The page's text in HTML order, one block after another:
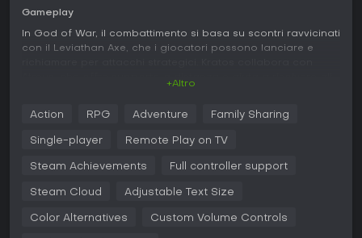
Gameplay
In God of War, il combattimento si basa su scontri ravvicinati
con il Leviathan Axe, che i giocatori possono lanciare e
abilità che permette di progredire migliorando gli stili di
lotta. L'esplorazione si svolge in aree semi-aperte come
norrena come troll e draugr, gestendo risorse per craftare
viscerale, con scontri fisici che richiedono tempismo
+Altro
Action RPG Adventure Family Sharing
Single-player Remote Play on TV
Steam Achievements Full controller support
Steam Cloud Adjustable Text Size
Color Alternatives Custom Volume Controls